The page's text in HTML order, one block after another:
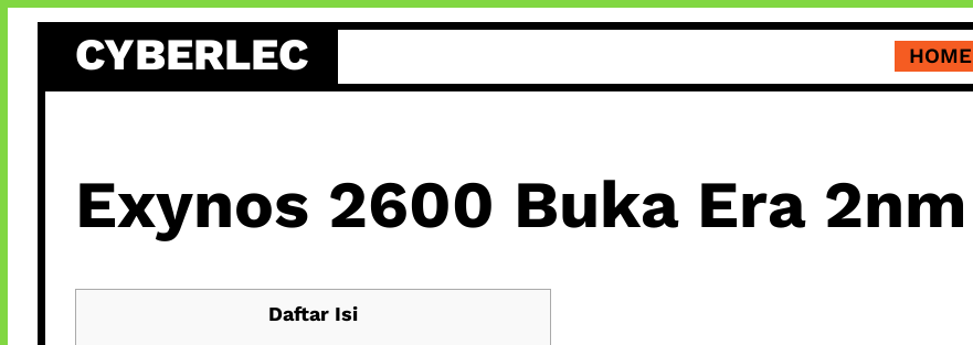
content
CYBERLEC HOME
Exynos 2600 Buka Era 2nm
Daftar Isi